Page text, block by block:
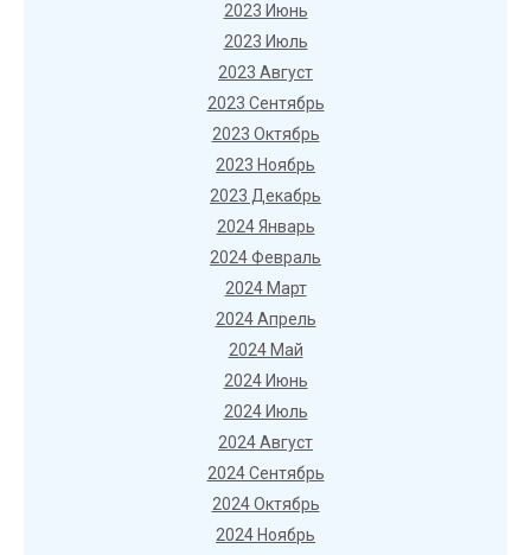
2023 Июнь
2023 Июль
2023 Август
2023 Сентябрь
2023 Октябрь
2023 Ноябрь
2023 Декабрь
2024 Январь
2024 Февраль
2024 Март
2024 Апрель
2024 Май
2024 Июнь
2024 Июль
2024 Август
2024 Сентябрь
2024 Октябрь
2024 Ноябрь